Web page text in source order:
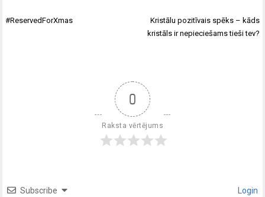
#ReservedForXmas
Kristālu pozitīvais spēks – kāds
kristāls ir nepieciešams tieši tev?
0
Raksta vērtējums
Subscribe Login